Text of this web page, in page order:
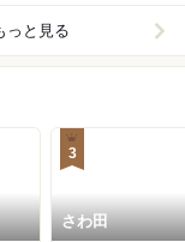
っと見る
3
さわ田